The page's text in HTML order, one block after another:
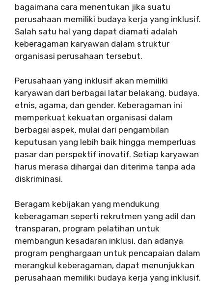
bagaimana cara menentukan jika suatu
perusahaan memiliki budaya kerja yang inklusif.
Salah satu hal yang dapat diamati adalah
keberagaman karyawan dalam struktur
organisasi perusahaan tersebut.
Perusahaan yang inklusif akan memiliki
karyawan dari berbagai latar belakang, budaya,
etnis, agama, dan gender. Keberagaman ini
memperkuat kekuatan organisasi dalam
berbagai aspek, mulai dari pengambilan
keputusan yang lebih baik hingga memperluas
pasar dan perspektif inovatif. Setiap karyawan
harus merasa dihargai dan diterima tanpa ada
diskriminasi.
Beragam kebijakan yang mendukung
keberagaman seperti rekrutmen yang adil dan
transparan, program pelatihan untuk
membangun kesadaran inklusi, dan adanya
program penghargaan untuk pencapaian dalam
merangkul keberagaman, dapat menunjukkan
perusahaan memiliki budaya kerja yang inklusif.